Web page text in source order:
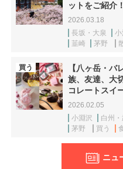
ットをご紹介！
2026.03.18
長坂・大泉
小
韮崎
茅野
買う
【八ヶ岳・バ
族、友達、大
コレートスイ
2026.02.05
小淵沢
白州・
茅野
買う
ニュ